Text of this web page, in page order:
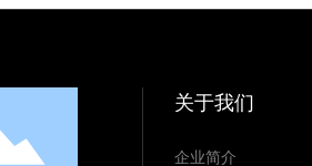
关于我们
企业简介